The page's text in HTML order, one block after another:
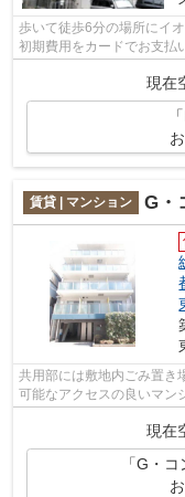
歩いて徒歩6分の場所にイ
初期費用をカードでお支払
現在
賃貸 | マンション G・
共用部には敷地内ごみ置き
可能なアクセスの良いマン
も新鮮な空気を味わえます
現在
「G・